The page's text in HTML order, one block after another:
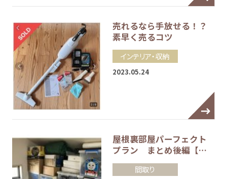
売れるなら手放せる！？
素早く売るコツ
インテリア・収納
2023.05.24
屋根裏部屋パーフェクト
プラン まとめ後編【…
間取り